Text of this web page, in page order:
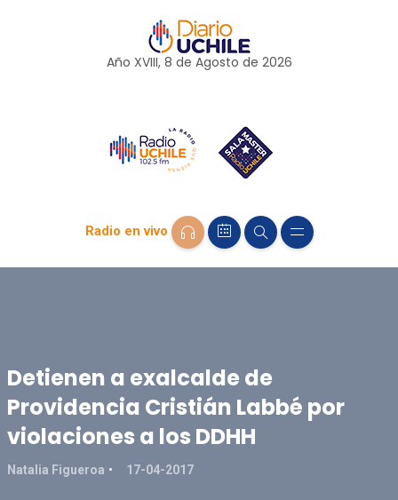
Año XVIII, 8 de Agosto de 2026
Radio en vivo
Detienen a exalcalde de
Providencia Cristián Labbé por
violaciones a los DDHH
Natalia Figueroa 17-04-2017